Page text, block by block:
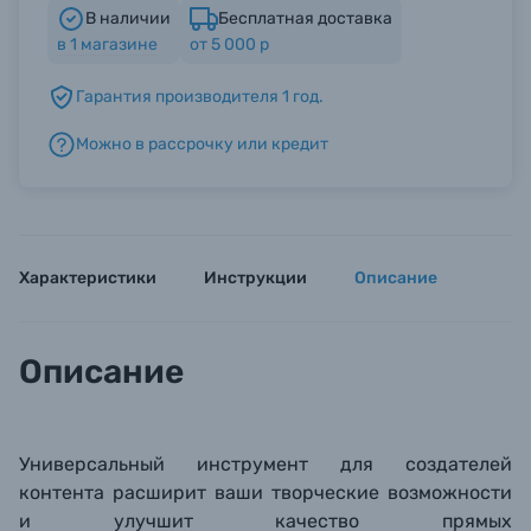
Уценённые товары
В наличии
в 1 магазине
Бесплатная доставка
от 5 000 р
Гарантия производителя 1 год.
Можно в рассрочку или кредит
Характеристики Инструкции Описание
Описание
Универсальный инструмент для создателей
контента расширит ваши творческие возможности
и улучшит качество прямых